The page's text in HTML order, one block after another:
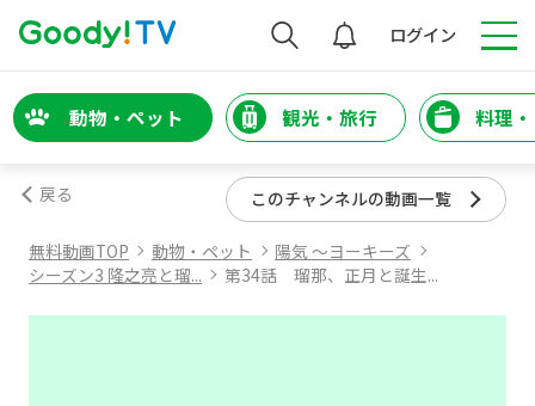
検索 ログイン
動物・ペット 観光・旅行 料理
戻る このチャンネルの動画一覧
無料動画TOP 動物・ペット
陽気 ～ヨーキーズ
シーズン3 隆之亮と瑠...
第34話 瑠那、正月と誕生...